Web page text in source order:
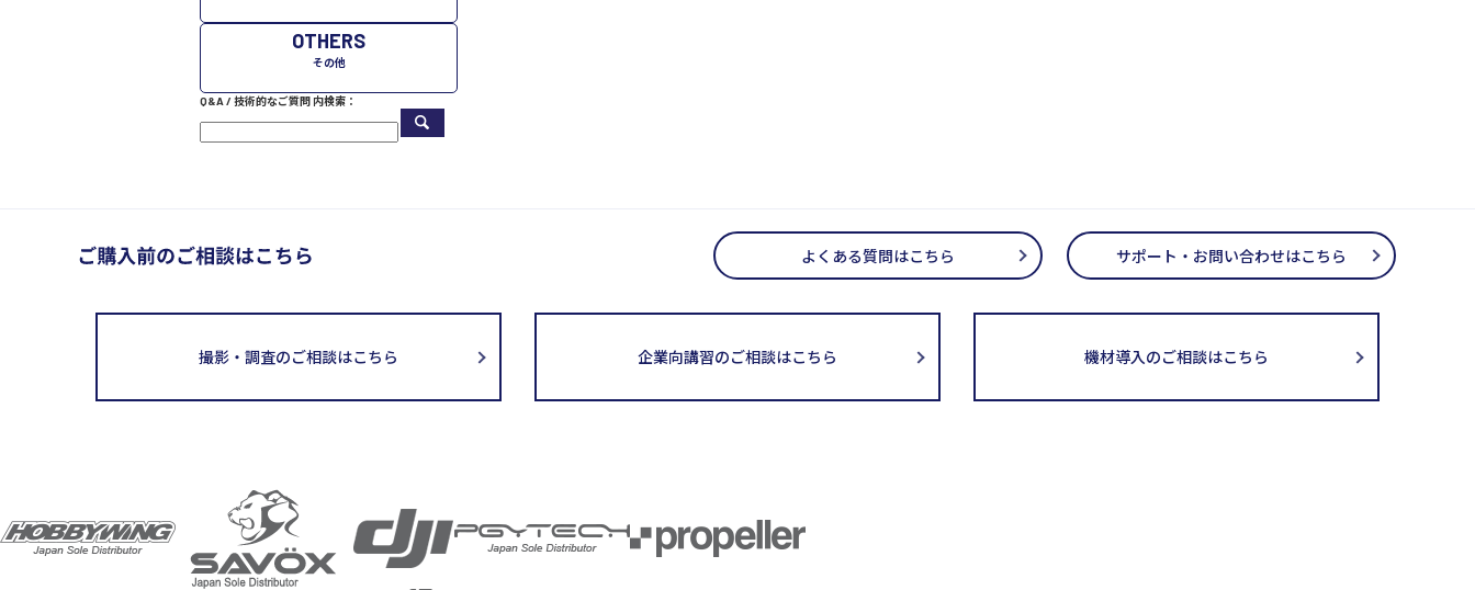
OTHERS
その他
Q&A / 技術的なご質問 内検索：
よくある質問はこちら サポート・お問い合わせはこちら
撮影・調査のご相談はこちら 企業向講習のご相談はこちら 機材導入のご相談はこちら